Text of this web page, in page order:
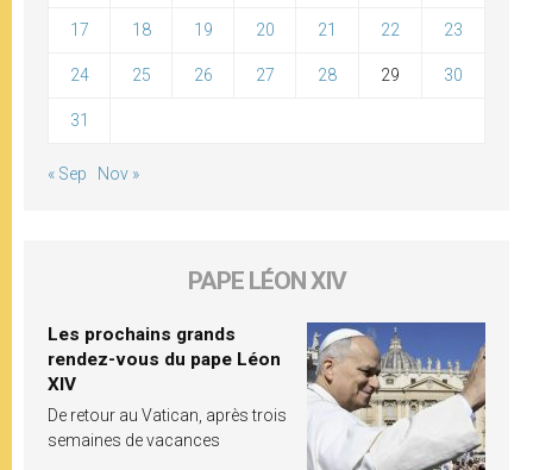
17 18 19 20 21 22 23
24 25 26 27 28 29 30
31
« Sep Nov »
PAPE LÉON XIV
Les prochains grands
rendez-vous du pape Léon
XIV
De retour au Vatican, après trois
semaines de vacances